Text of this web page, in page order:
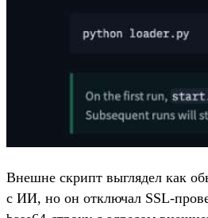
Внешне скрипт выглядел как
с ИИ, но он отключал SSL-